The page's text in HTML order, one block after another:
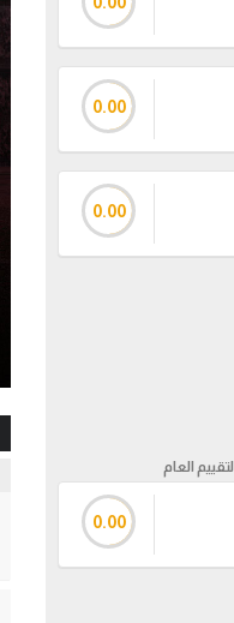
0.00
0.00
التقييم العام
0.00